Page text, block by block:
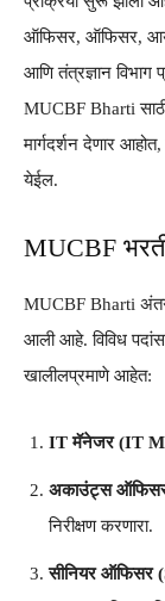
ऑफिसर, ऑफिसर,
आणि तंत्रज्ञान विभाग
MUCBF Bharti साठी
मार्गदर्शन देणार
येईल.
MUCBF
MUCBF Bharti
आली आहे. विविध
खालीलप्रमाणे आहेत:
IT मॅनेजर (IT
अकाउंट्स
निरीक्षण करणारा.
सीनियर ऑफिसर